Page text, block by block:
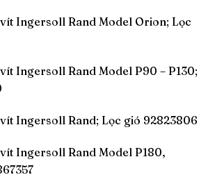
Ingersoll Rand Model Orion; Lọc
Ingersoll Rand Model P90 – P130;
Ingersoll Rand; Lọc gió 92823806
Ingersoll Rand Model P180,